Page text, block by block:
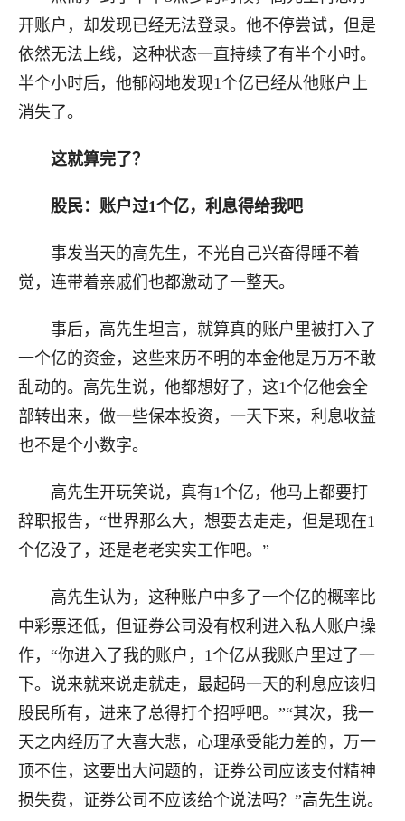
开账户，却发现已经无法登录。他不停尝试，但是
依然无法上线，这种状态一直持续了有半个小时。
半个小时后，他郁闷地发现1个亿已经从他账户上
消失了。
这就算完了？
股民：账户过1个亿，利息得给我吧
事发当天的高先生，不光自己兴奋得睡不着
觉，连带着亲戚们也都激动了一整天。
事后，高先生坦言，就算真的账户里被打入了
一个亿的资金，这些来历不明的本金他是万万不敢
乱动的。高先生说，他都想好了，这1个亿他会全
部转出来，做一些保本投资，一天下来，利息收益
也不是个小数字。
高先生开玩笑说，真有1个亿，他马上都要打
辞职报告，“世界那么大，想要去走走，但是现在1
个亿没了，还是老老实实工作吧。”
高先生认为，这种账户中多了一个亿的概率比
中彩票还低，但证券公司没有权利进入私人账户操
作，“你进入了我的账户，1个亿从我账户里过了一
下。说来就来说走就走，最起码一天的利息应该归
股民所有，进来了总得打个招呼吧。”“其次，我一
天之内经历了大喜大悲，心理承受能力差的，万一
顶不住，这要出大问题的，证券公司应该支付精神
损失费，证券公司不应该给个说法吗？”高先生说。